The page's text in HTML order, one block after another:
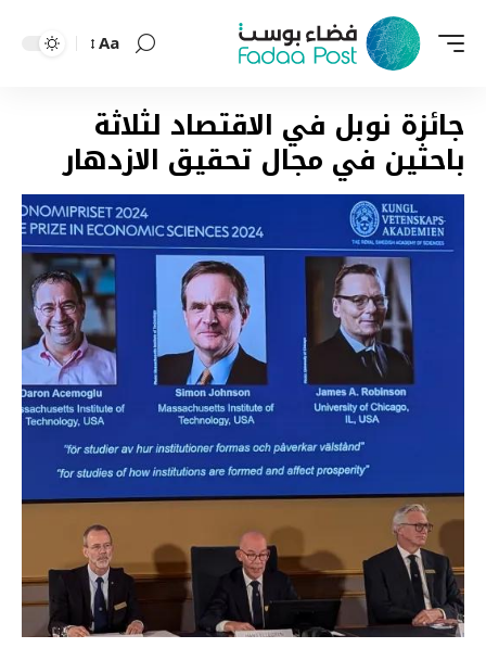
Font
Aa
جائزة نوبل في الاقتصاد لثلاثة
باحثين في مجال تحقيق الازدهار